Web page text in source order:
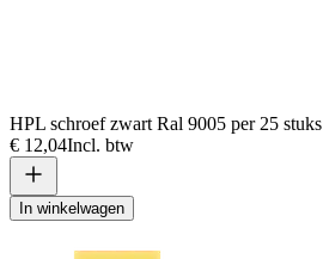
HPL schroef zwart Ral 9005 per 25 stuks
€ 12,04Incl. btw
In winkelwagen